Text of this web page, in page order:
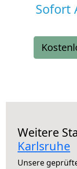
Sofort
Weitere
Karlsruhe
Unsere